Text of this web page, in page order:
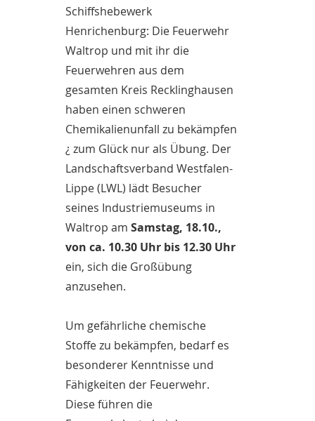
Schiffshebewerk
Henrichenburg: Die Feuerwehr
Waltrop und mit ihr die
Feuerwehren aus dem
gesamten Kreis Recklinghausen
haben einen schweren
Chemikalienunfall zu bekämpfen
¿ zum Glück nur als Übung. Der
Landschaftsverband Westfalen-
Lippe (LWL) lädt Besucher
seines Industriemuseums in
Waltrop am Samstag, 18.10.,
von ca. 10.30 Uhr bis 12.30 Uhr
ein, sich die Großübung
anzusehen.
Um gefährliche chemische
Stoffe zu bekämpfen, bedarf es
besonderer Kenntnisse und
Fähigkeiten der Feuerwehr.
Diese führen die